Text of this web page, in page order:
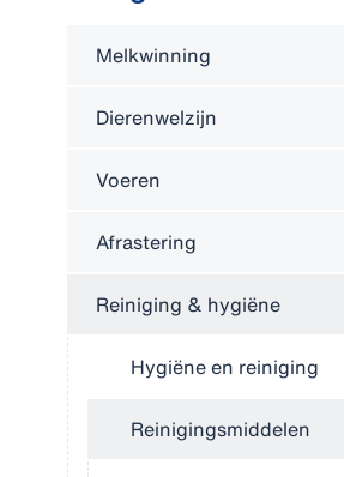
Melkwinning
Dierenwelzijn
Voeren
Afrastering
Reiniging & hygiëne
Hygiëne en reiniging
Reinigingsmiddelen